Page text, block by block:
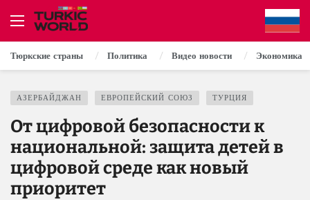
Тюркские страны Политика Видео новости Экономика
АЗЕРБАЙДЖАН ЕВРОПЕЙСКИЙ СОЮЗ ТУРЦИЯ
От цифровой безопасности к
национальной: защита детей в
цифровой среде как новый
приоритет